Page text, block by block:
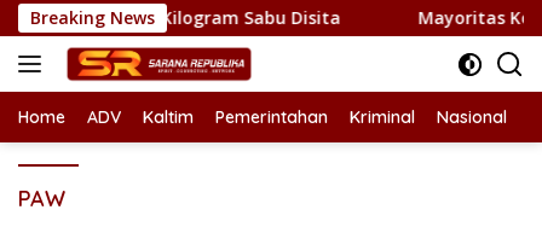
Skip
to
content
Breaking News
BNNP, 1 Kilogram Sabu Disita Mayoritas Koperasi
Home ADV Kaltim Pemerintahan Kriminal Nasional
PAW